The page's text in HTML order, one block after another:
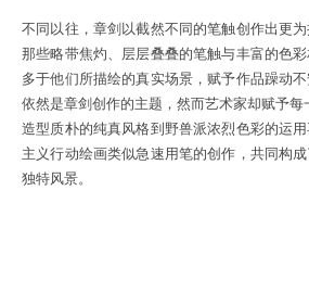
不同以往，章剑以截然不同的笔触创作出更为
那些略带焦灼、层层叠叠的笔触与丰富的色
多于他们所描绘的真实场景，赋予作品躁动
依然是章剑创作的主题，然而艺术家却赋予
造型质朴的纯真风格到野兽派浓烈色彩的运
主义行动绘画类似急速用笔的创作，共同构
独特风景。